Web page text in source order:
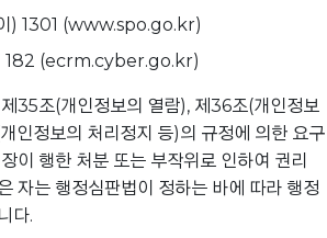
) 1301 (www.spo.go.kr)
) 182 (ecrm.cyber.go.kr)
35조(개인정보의 열람), 제36조(개인정보
인정보의 처리정지 등)의 규정에 의한 요구
이 행한 처분 또는 부작위로 인하여 권리
자는 행정심판법이 정하는 바에 따라 행정
다.